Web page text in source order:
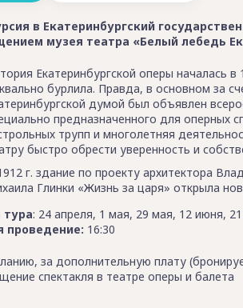
в Екатеринбургский
музея театра «Белый лебедь
Екатеринбургской оперы началась в
бурлила. Правда, в основном за
думой был объявлен
предназначенного для оперных
трупп и многолетняя
быстро обрести уверенность и
г. здание по проекту архитектора
Глинки «Жизнь за царя» открыла
: 24 апреля, 1 мая, 29 мая, 12 июня,
проведение: 16:30
за дополнительную плату
спектакля в театре оперы и балета